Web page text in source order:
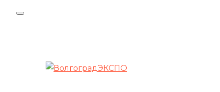
Skip
Skip